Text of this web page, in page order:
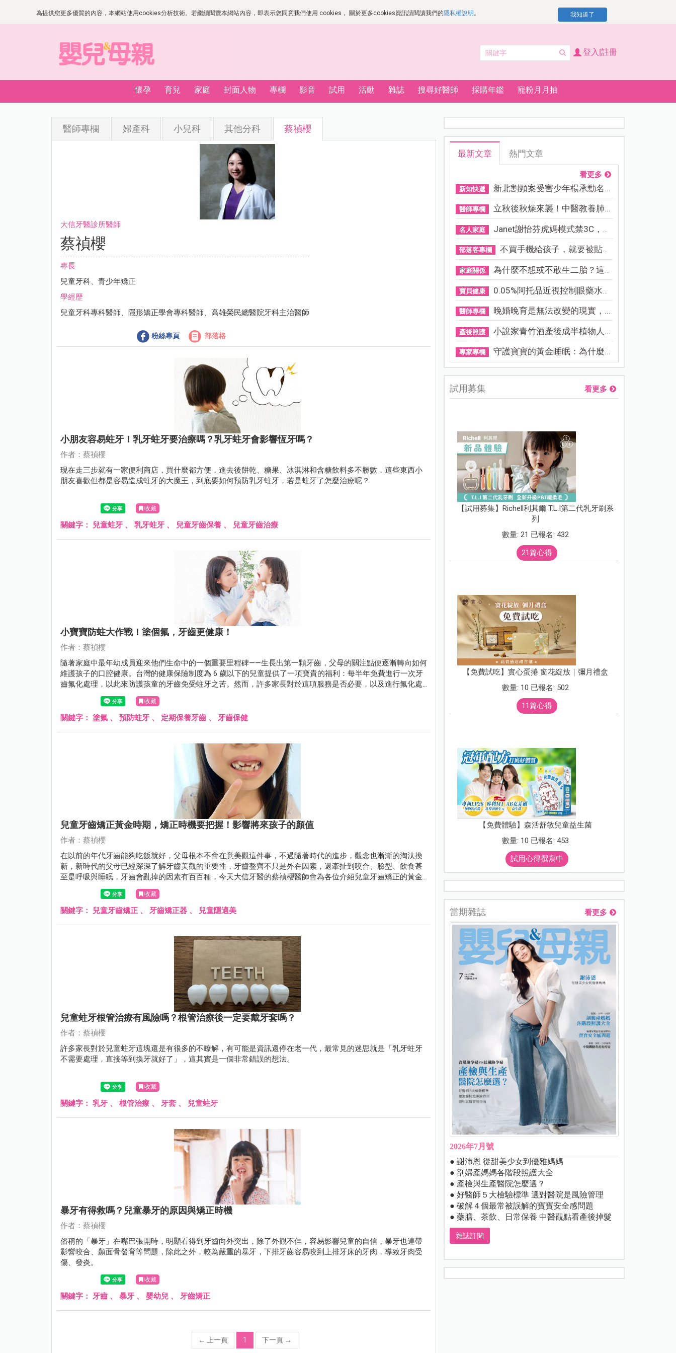
為提供您更多優質的內容，本網站使用cookies分析技術。若繼續閱覽本網站內容，即表示您同意我們使用 cookies， 關於更多cookies資訊請閱讀我們的隱私權說明 。 我知道了
登入|註冊
懷孕 育兒 家庭 封面人物 專欄 影音 試用 活動 雜誌 搜尋好醫師 採購年鑑 寵粉月月抽
醫師專欄 婦產科 小兒科 其他分科 蔡禎櫻
大信牙醫診所醫師
蔡禎櫻
專長
兒童牙科、青少年矯正
學經歷
兒童牙科專科醫師、隱形矯正學會專科醫師、高雄榮民總醫院牙科主治醫師
粉絲專頁 部落格
小朋友容易蛀牙！乳牙蛀牙要治療嗎？乳牙蛀牙會影響恆牙嗎？
作者：蔡禎櫻
現在走三步就有一家便利商店，買什麼都方便，進去後餅乾、糖果、冰淇淋和含糖飲料多不勝數，這些東西小
朋友喜歡但都是容易造成蛀牙的大魔王，到底要如何預防乳牙蛀牙，若是蛀牙了怎麼治療呢？
收藏
關鍵字： 兒童蛀牙 、 乳牙蛀牙 、 兒童牙齒保養 、 兒童牙齒治療
小寶寶防蛀大作戰！塗個氟，牙齒更健康！
作者：蔡禎櫻
隨著家庭中最年幼成員迎來他們生命中的一個重要里程碑——生長出第一顆牙齒，父母的關注點便逐漸轉向如何
維護孩子的口腔健康。台灣的健康保險制度為 6 歲以下的兒童提供了一項寶貴的福利：每半年免費進行一次牙
齒氟化處理，以此來防護孩童的牙齒免受蛀牙之苦。然而，許多家長對於這項服務是否必要，以及進行氟化處
理的具體益處和可能的風險，仍然存有疑慮。
收藏
關鍵字： 塗氟 、 預防蛀牙 、 定期保養牙齒 、 牙齒保健
兒童牙齒矯正黃金時期，矯正時機要把握！影響將來孩子的顏值
作者：蔡禎櫻
在以前的年代牙齒能夠吃飯就好，父母根本不會在意美觀這件事，不過隨著時代的進步，觀念也漸漸的淘汰換
新，新時代的父母已經深深了解牙齒美觀的重要性，牙齒整齊不只是外在因素，還牽扯到咬合、臉型、飲食甚
至是呼吸與睡眠，牙齒會亂掉的因素有百百種，今天大信牙醫的蔡禎櫻醫師會為各位介紹兒童牙齒矯正的黃金
收藏
關鍵字： 兒童牙齒矯正 、 牙齒矯正器 、 兒童隱適美
兒童蛀牙根管治療有風險嗎？根管治療後一定要戴牙套嗎？
作者：蔡禎櫻
許多家長對於兒童蛀牙這塊還是有很多的不瞭解，有可能是資訊還停在老一代，最常見的迷思就是「乳牙蛀牙
不需要處理，直接等到換牙就好了」，這其實是一個非常錯誤的想法。
收藏
關鍵字： 乳牙 、 根管治療 、 牙套 、 兒童蛀牙
暴牙有得救嗎？兒童暴牙的原因與矯正時機
作者：蔡禎櫻
俗稱的「暴牙」在嘴巴張開時，明顯看得到牙齒向外突出，除了外觀不佳，容易影響兒童的自信，暴牙也連帶
影響咬合、顏面骨發育等問題，除此之外，較為嚴重的暴牙，下排牙齒容易咬到上排牙床的牙肉，導致牙肉受
傷、發炎。
收藏
關鍵字： 牙齒 、 暴牙 、 嬰幼兒 、 牙齒矯正
← 上一頁 1 下一頁 →
最新文章 熱門文章
看更多
新知快遞 新北割頸案受害少年楊承勳名...
醫師專欄 立秋後秋燥來襲！中醫教養肺...
名人家庭 Janet謝怡芬虎媽模式禁3C，看...
部落客專欄 不買手機給孩子，就要被貼「...
家庭關係 為什麼不想或不敢生二胎？這8...
寶貝健康 0.05%阿托品近視控制眼藥水納...
醫師專欄 晚婚晚育是無法改變的現實，...
產後照護 小說家青竹酒產後成半植物人...
專家專欄 守護寶寶的黃金睡眠：為什麼...
試用募集 看更多
【試用募集】Richell利其爾 T.L.I第二代乳牙刷系
列
數量: 21 已報名: 432
21篇心得
【免費試吃】實心蛋捲 窗花綻放｜彌月禮盒
數量: 10 已報名: 502
11篇心得
【免費體驗】森活舒敏兒童益生菌
數量: 10 已報名: 453
試用心得撰寫中
當期雜誌 看更多
2026年7月號
● 謝沛恩 從甜美少女到優雅媽媽
● 剖婦產媽媽各階段照護大全
● 產檢與生產醫院怎麼選？
● 好醫師５大檢驗標準 選對醫院是風險管理
● 破解４個最常被誤解的寶寶安全感問題
● 藥膳、茶飲、日常保養 中醫觀點看產後掉髮
雜誌訂閱